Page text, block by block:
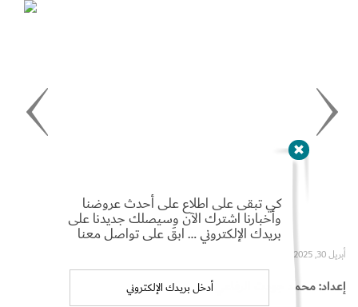
أبريل 30, 2025
إعداد: محمد جودت الرفاعي
كي تبقى على اطلاع على أحدث عروضنا
وأخبارنا اشترك الآن وسيصلك جديدنا على
بريدك الإلكتروني … ابقَ على تواصل معنا